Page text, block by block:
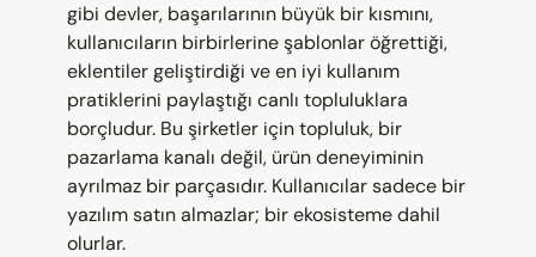
gibi devler, başarılarının büyük bir kısmını,
kullanıcıların birbirlerine şablonlar öğrettiği,
eklentiler geliştirdiği ve en iyi kullanım
pratiklerini paylaştığı canlı topluluklara
borçludur. Bu şirketler için topluluk, bir
pazarlama kanalı değil, ürün deneyiminin
ayrılmaz bir parçasıdır. Kullanıcılar sadece bir
yazılım satın almazlar; bir ekosisteme dahil
olurlar.